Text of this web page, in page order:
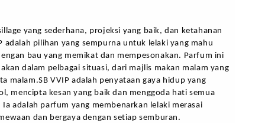
yang sederhana, projeksi yang baik, dan ketahanan
adalah pilihan yang sempurna untuk lelaki yang mahu
bau yang memikat dan mempesonakan. Parfum ini
dalam pelbagai situasi, dari majlis makan malam yang
malam.SB VVIP adalah penyataan gaya hidup yang
mencipta kesan yang baik dan menggoda hati semua
adalah parfum yang membenarkan lelaki merasai
dan bergaya dengan setiap semburan.